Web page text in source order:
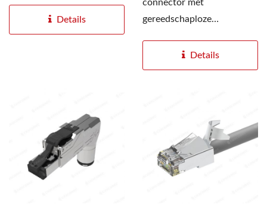
voorzien...
Details
connector met
gereedschaploze
ontworpen voor kabels...
Details